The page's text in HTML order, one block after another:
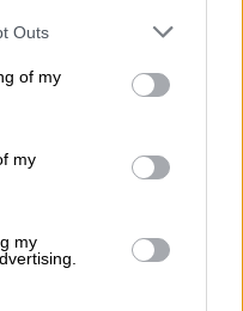
one or more Google
You may click to
its third-party tags to
in below Google
Outs
of my
my
my
Τσακαλιού: Όταν
ΟΠΕΚ
ο Κάρλος και
εισέβαλαν σε
στη Βιέννη,
ασφαλείας,
και φεύγοντας
από 60